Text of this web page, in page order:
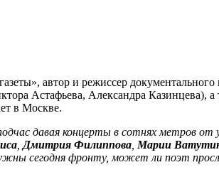
автор и режиссер
Астафьева, Александра Казинцева), а
в Москве.
давая концерты в сотнях метров от
Дмитрия Филиппова Марии
сегодня фронту, может ли поэт